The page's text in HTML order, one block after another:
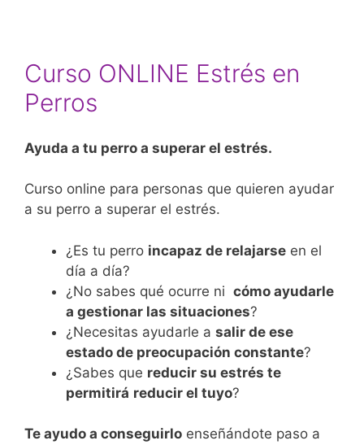
Curso ONLINE Estrés en
Perros
Ayuda a tu perro a superar el estrés.
Curso online para personas que quieren ayudar
a su perro a superar el estrés.
¿Es tu perro incapaz de relajarse en el
día a día?
¿No sabes qué ocurre ni cómo ayudarle
a gestionar las situaciones?
¿Necesitas ayudarle a salir de ese
estado de preocupación constante?
¿Sabes que reducir su estrés te
permitirá reducir el tuyo?
Te ayudo a conseguirlo enseñándote paso a